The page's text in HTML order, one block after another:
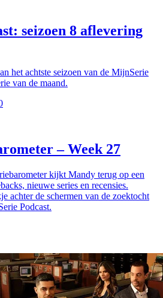
seizoen 8 aflevering
het achtste seizoen van de MijnSerie
van de maand.
– Week 27
kijkt Mandy terug op een
nieuwe series en recensies.
achter de schermen van de zoektocht
Podcast.